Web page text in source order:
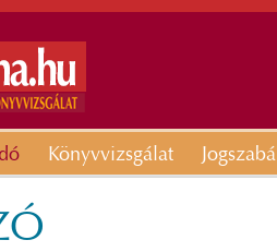
Könyvvizsgálat